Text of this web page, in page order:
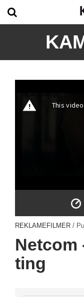
REKLAMEFILMER /
Netcom
ting